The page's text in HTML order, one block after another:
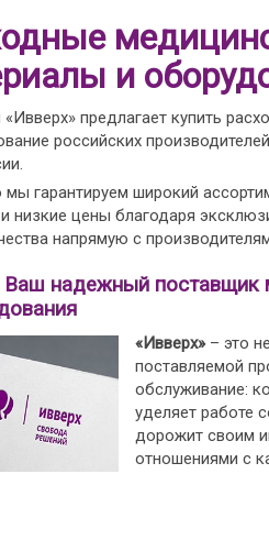
и
предлагает купить
российских
мы гарантируем широкий
низкие цены благодаря
напрямую с
Ваш надежный поставщик
«Ивверх»– это
поставляемой
обслуживание:
уделяет работе
дорожит своим
отношениями с